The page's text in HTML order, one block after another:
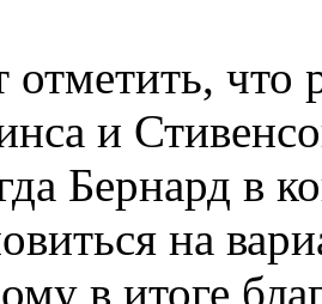
отметить, что
и
Бернард в
на
в итоге